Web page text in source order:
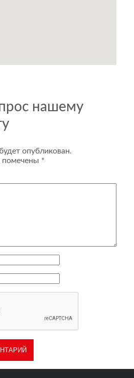
нашему
опубликован.
помечены *